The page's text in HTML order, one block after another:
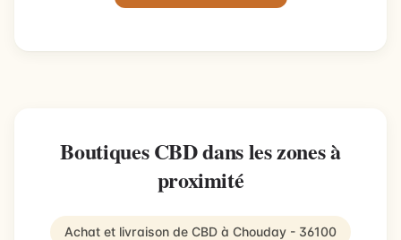
Boutiques CBD dans les zones à
proximité
Achat et livraison de CBD à Chouday - 36100